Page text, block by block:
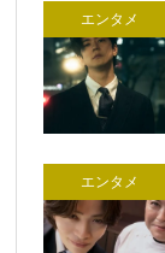
エンタメ
エンタメ